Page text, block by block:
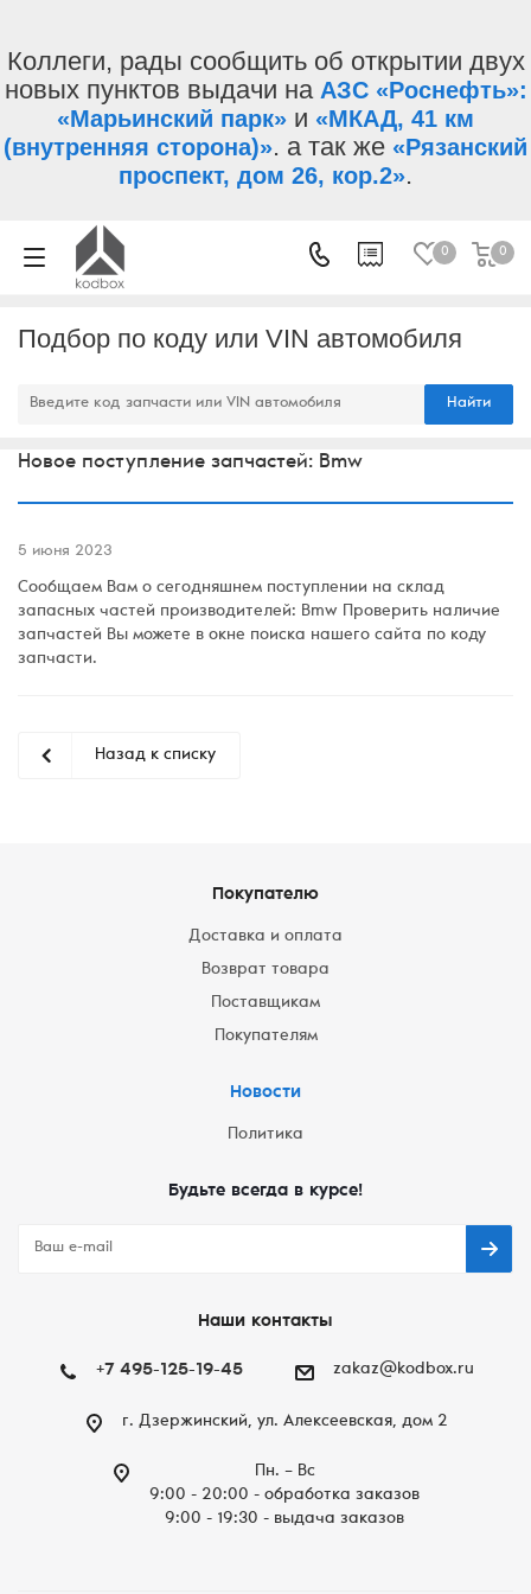
Коллеги, рады сообщить об открытии двух
новых пунктов выдачи на АЗС «Роснефть»:
«Марьинский парк» и «МКАД, 41 км
(внутренняя сторона)». а так же «Рязанский
проспект, дом 26, кор.2».
0 0
Подбор по коду или VIN автомобиля
Найти
Новое поступление запчастей: Bmw
5 июня 2023
Сообщаем Вам о сегодняшнем поступлении на склад
запасных частей производителей: Bmw Проверить наличие
запчастей Вы можете в окне поиска нашего сайта по коду
запчасти.
Назад к списку
Покупателю
Доставка и оплата
Возврат товара
Поставщикам
Покупателям
Новости
Политика
Будьте всегда в курсе!
Наши контакты
+7 495-125-19-45 zakaz@kodbox.ru
г. Дзержинский, ул. Алексеевская, дом 2
Пн. – Вc
9:00 - 20:00 - обработка заказов
9:00 - 19:30 - выдача заказов